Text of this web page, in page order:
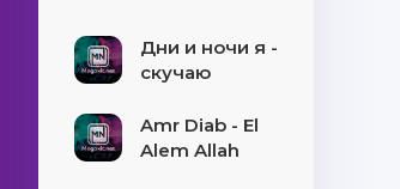
Дни и ночи я -
скучаю
Amr Diab - El
Alem Allah